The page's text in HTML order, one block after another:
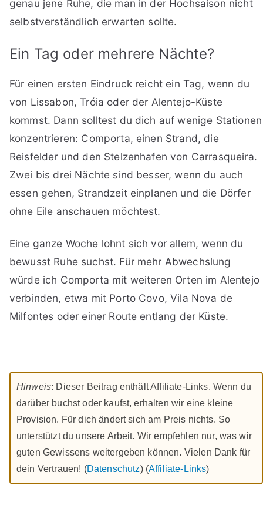
genau jene Ruhe, die man in der Hochsaison nicht
selbstverständlich erwarten sollte.
Ein Tag oder mehrere Nächte?
Für einen ersten Eindruck reicht ein Tag, wenn du
von Lissabon, Tróia oder der Alentejo-Küste
kommst. Dann solltest du dich auf wenige Stationen
konzentrieren: Comporta, einen Strand, die
Reisfelder und den Stelzenhafen von Carrasqueira.
Zwei bis drei Nächte sind besser, wenn du auch
essen gehen, Strandzeit einplanen und die Dörfer
ohne Eile anschauen möchtest.
Eine ganze Woche lohnt sich vor allem, wenn du
bewusst Ruhe suchst. Für mehr Abwechslung
würde ich Comporta mit weiteren Orten im Alentejo
verbinden, etwa mit Porto Covo, Vila Nova de
Milfontes oder einer Route entlang der Küste.
Hinweis: Dieser Beitrag enthält Affiliate-Links. Wenn du
darüber buchst oder kaufst, erhalten wir eine kleine
Provision. Für dich ändert sich am Preis nichts. So
unterstützt du unsere Arbeit. Wir empfehlen nur, was wir
guten Gewissens weitergeben können. Vielen Dank für
dein Vertrauen! (Datenschutz) (Affiliate-Links)